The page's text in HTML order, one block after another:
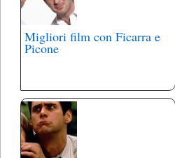
Migliori film con Ficarra e
Picone